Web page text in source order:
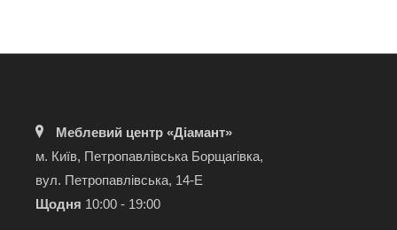
Меблевий центр «Діамант»
м. Київ, Петропавлівська Борщагівка,
вул. Петропавлівська, 14-Е
Щодня 10:00 - 19:00